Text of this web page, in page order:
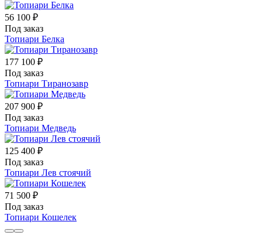
56 100 ₽
Под заказ
Топиари Белка
177 100 ₽
Под заказ
Топиари Тиранозавр
207 900 ₽
Под заказ
Топиари Медведь
125 400 ₽
Под заказ
Топиари Лев стоячий
71 500 ₽
Под заказ
Топиари Кошелек